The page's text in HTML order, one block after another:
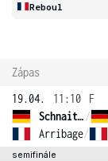
Reboul
Zápas
19.04.
11:10
F
Schnaitter /
Arribage/
semifinále